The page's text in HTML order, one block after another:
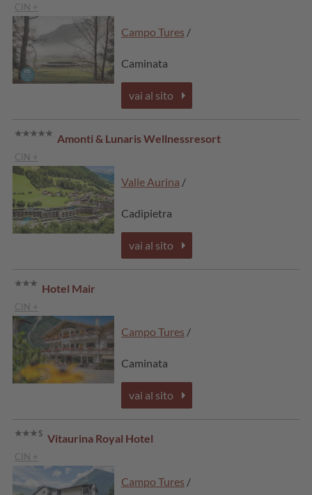
CIN +
Campo Tures /
Caminata
vai al sito
Amonti & Lunaris Wellnessresort
CIN +
Valle Aurina /
Cadipietra
vai al sito
Hotel Mair
CIN +
Campo Tures /
Caminata
vai al sito
Vitaurina Royal Hotel
CIN +
Campo Tures /